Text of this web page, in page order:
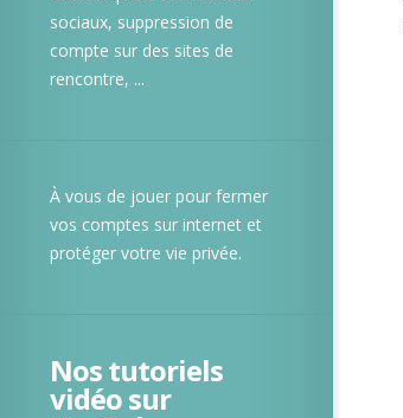
sociaux, suppression de
compte sur des sites de
rencontre, ...
À vous de jouer pour fermer
vos comptes sur internet et
protéger votre vie privée.
Nos tutoriels
vidéo sur